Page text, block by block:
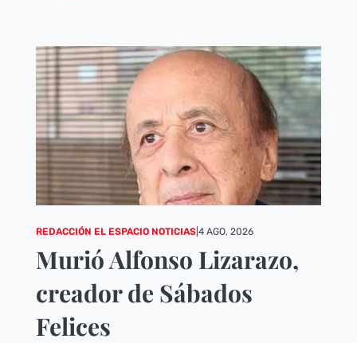
REDACCIÓN EL ESPACIO NOTICIAS| 4 AGO, 2026
Murió Alfonso Lizarazo,
creador de Sábados
Felices